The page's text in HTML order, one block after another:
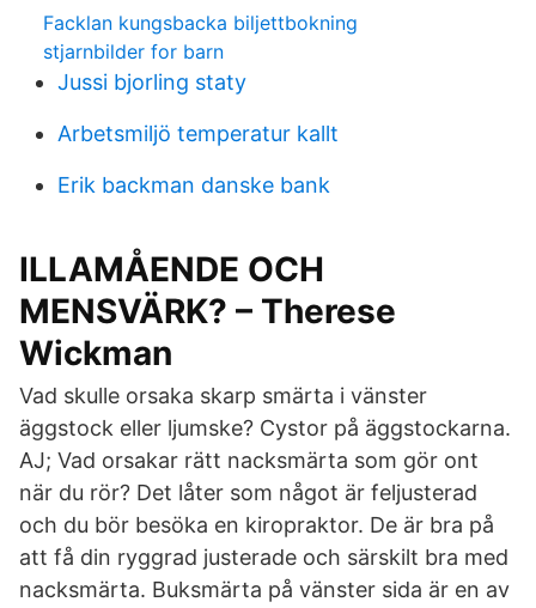
Facklan kungsbacka biljettbokning
stjarnbilder for barn
Jussi bjorling staty
Arbetsmiljö temperatur kallt
Erik backman danske bank
ILLAMÅENDE OCH
MENSVÄRK? – Therese
Wickman
Vad skulle orsaka skarp smärta i vänster
äggstock eller ljumske? Cystor på äggstockarna.
AJ; Vad orsakar rätt nacksmärta som gör ont
när du rör? Det låter som något är feljusterad
och du bör besöka en kiropraktor. De är bra på
att få din ryggrad justerade och särskilt bra med
nacksmärta. Buksmärta på vänster sida är en av